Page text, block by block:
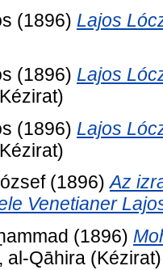
(1896) Lajos
(1896) Lajos
(1896) Lajos
(1896)Az
Venetianer
(1896)
, al-Qāhira (Kézirat)